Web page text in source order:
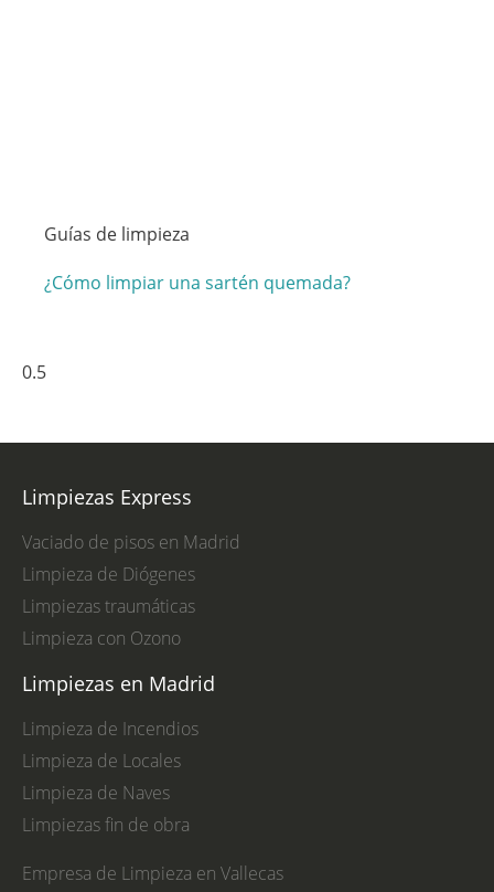
Guías de limpieza
¿Cómo limpiar una sartén quemada?
Limpiezas Express
Vaciado de pisos en Madrid
Limpieza de Diógenes
Limpiezas traumáticas
Limpieza con Ozono
Limpiezas en Madrid
Limpieza de Incendios
Limpieza de Locales
Limpieza de Naves
Limpiezas fin de obra
Empresa de Limpieza en Vallecas